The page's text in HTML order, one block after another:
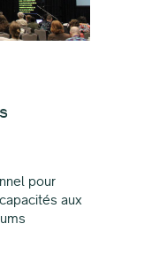
pour
aux